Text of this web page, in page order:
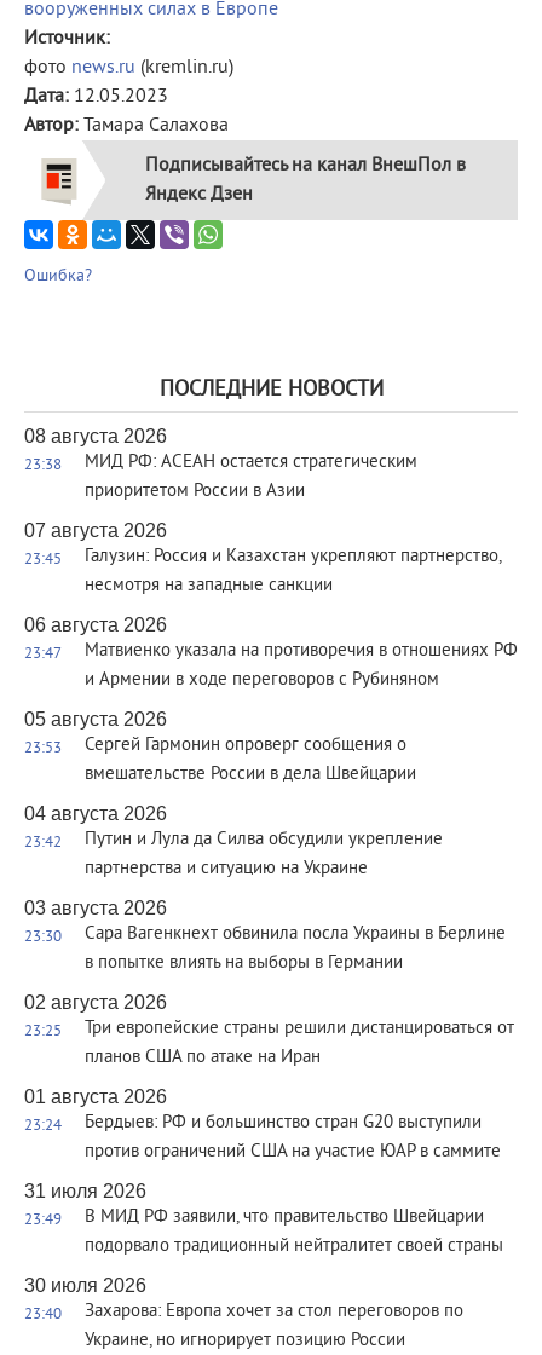
вооруженных силах в Европе
Источник:
фото news.ru (kremlin.ru)
Дата: 12.05.2023
Автор: Тамара Салахова
Подписывайтесь на канал ВнешПол в
Яндекс Дзен
Ошибка?
ПОСЛЕДНИЕ НОВОСТИ
08 августа 2026
23:38
МИД РФ: АСЕАН остается стратегическим
приоритетом России в Азии
07 августа 2026
23:45
Галузин: Россия и Казахстан укрепляют партнерство,
несмотря на западные санкции
06 августа 2026
23:47
Матвиенко указала на противоречия в отношениях РФ
и Армении в ходе переговоров с Рубиняном
05 августа 2026
23:53
Сергей Гармонин опроверг сообщения о
вмешательстве России в дела Швейцарии
04 августа 2026
23:42
Путин и Лула да Силва обсудили укрепление
партнерства и ситуацию на Украине
03 августа 2026
23:30
Сара Вагенкнехт обвинила посла Украины в Берлине
в попытке влиять на выборы в Германии
02 августа 2026
23:25
Три европейские страны решили дистанцироваться от
планов США по атаке на Иран
01 августа 2026
23:24
Бердыев: РФ и большинство стран G20 выступили
против ограничений США на участие ЮАР в саммите
31 июля 2026
23:49
В МИД РФ заявили, что правительство Швейцарии
подорвало традиционный нейтралитет своей страны
30 июля 2026
23:40
Захарова: Европа хочет за стол переговоров по
Украине, но игнорирует позицию России